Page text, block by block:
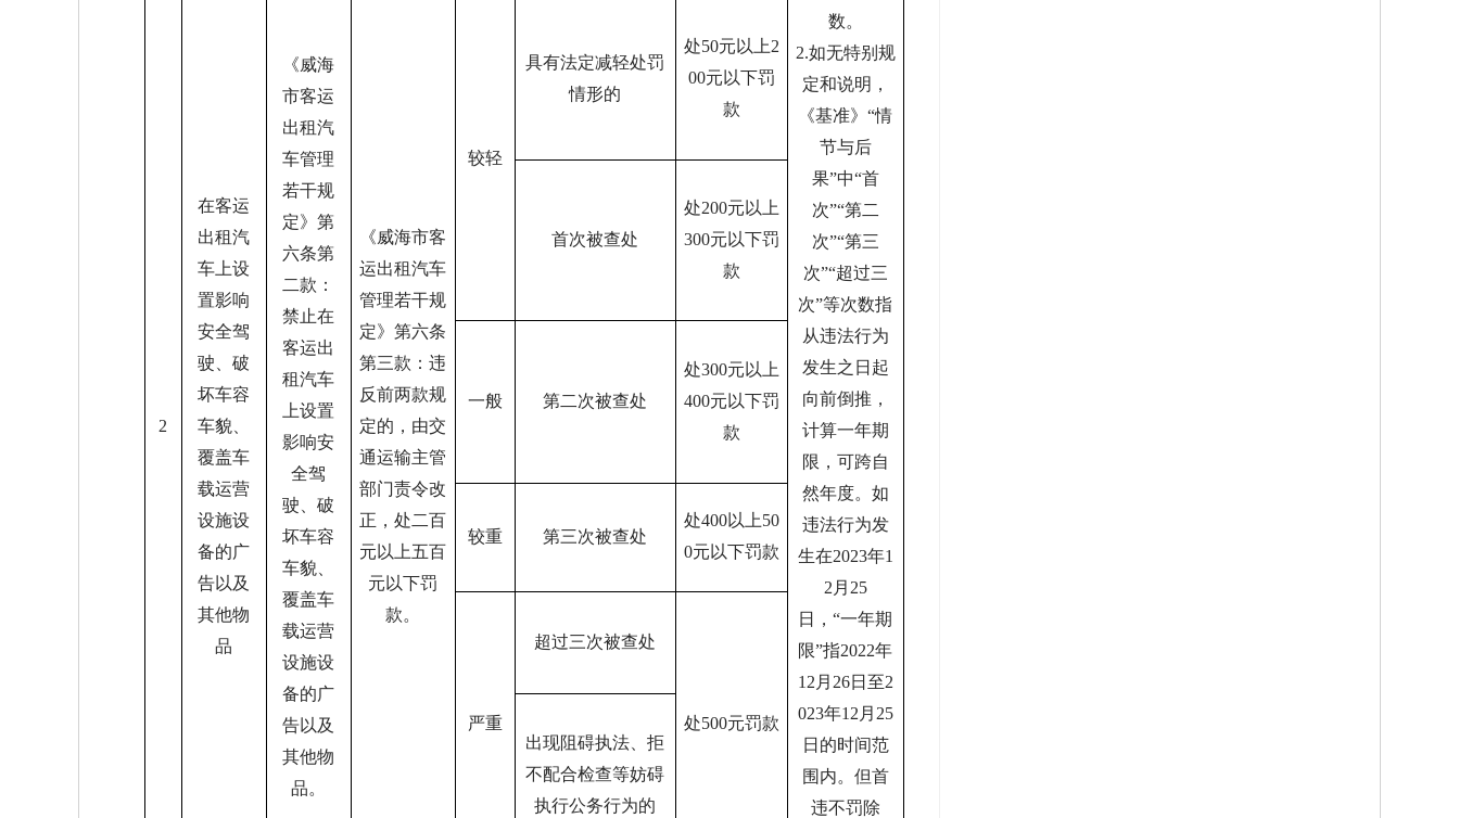
数。
2.如无特别规
定和说明，
《基准》“情
节与后
果”中“首
次”“第二
次”“第三
次”“超过三
次”等次数指
从违法行为
发生之日起
向前倒推，
计算一年期
限，可跨自
然年度。如
违法行为发
生在2023年1
2月25
日，“一年期
限”指2022年
12月26日至2
023年12月25
日的时间范
围内。但首
违不罚除
2
在客运
出租汽
车上设
置影响
安全驾
驶、破
坏车容
车貌、
覆盖车
载运营
设施设
备的广
告以及
其他物
品
《威海
市客运
出租汽
车管理
若干规
定》第
六条第
二款：
禁止在
客运出
租汽车
上设置
影响安
全驾
驶、破
坏车容
车貌、
覆盖车
载运营
设施设
备的广
告以及
其他物
品。
《威海市客
运出租汽车
管理若干规
定》第六条
第三款：违
反前两款规
定的，由交
通运输主管
部门责令改
正，处二百
元以上五百
元以下罚
款。
较轻
具有法定减轻处罚
情形的
处50元以上2
00元以下罚
款
首次被查处
处200元以上
300元以下罚
款
一般 第二次被查处
处300元以上
400元以下罚
款
较重 第三次被查处
处400以上50
0元以下罚款
严重
超过三次被查处
处500元罚款
出现阻碍执法、拒
不配合检查等妨碍
执行公务行为的